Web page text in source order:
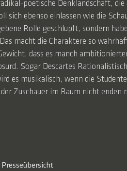
poetische Denklandschaft,
sich ebenso einlassen wie die
Rolle geschlüpft, sondern
macht die Charaktere so
dass es manch
Sogar Descartes
es musikalisch, wenn die
Zuschauer im Raum nicht enden
Presseübersicht